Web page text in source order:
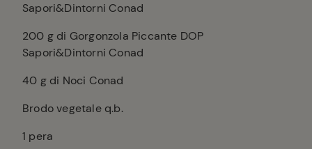
Sapori&Dintorni Conad
200 g di Gorgonzola Piccante DOP
Sapori&Dintorni Conad
40 g di Noci Conad
Brodo vegetale q.b.
1 pera